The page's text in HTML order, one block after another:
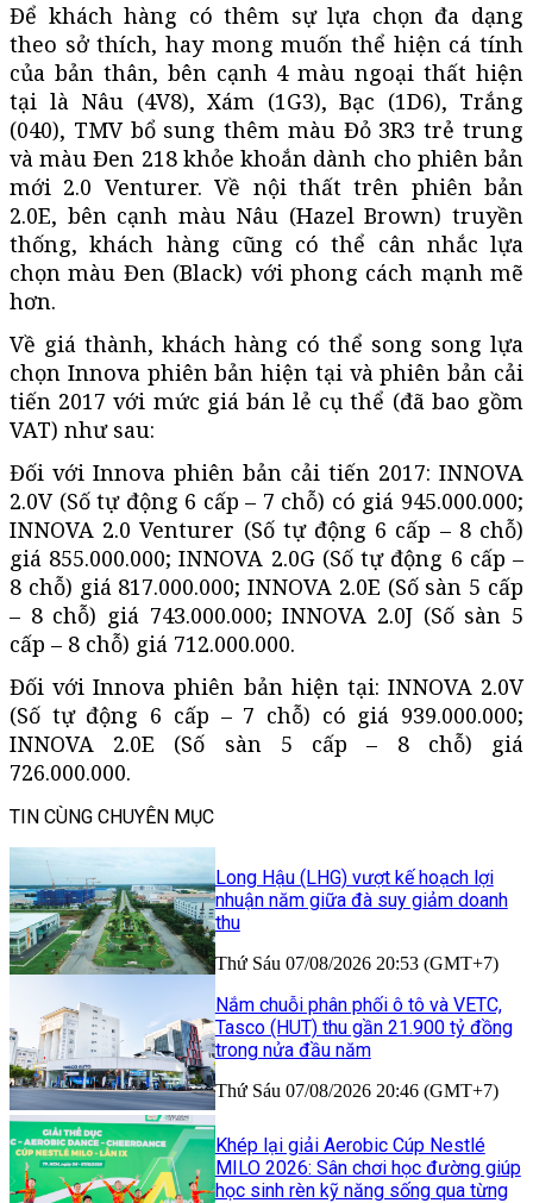
Để khách hàng có thêm sự lựa chọn đa dạng
theo sở thích, hay mong muốn thể hiện cá tính
của bản thân, bên cạnh 4 màu ngoại thất hiện
tại là Nâu (4V8), Xám (1G3), Bạc (1D6), Trắng
(040), TMV bổ sung thêm màu Đỏ 3R3 trẻ trung
và màu Đen 218 khỏe khoắn dành cho phiên bản
mới 2.0 Venturer. Về nội thất trên phiên bản
2.0E, bên cạnh màu Nâu (Hazel Brown) truyền
thống, khách hàng cũng có thể cân nhắc lựa
chọn màu Đen (Black) với phong cách mạnh mẽ
hơn.
Về giá thành, khách hàng có thể song song lựa
chọn Innova phiên bản hiện tại và phiên bản cải
tiến 2017 với mức giá bán lẻ cụ thể (đã bao gồm
VAT) như sau:
Đối với Innova phiên bản cải tiến 2017: INNOVA
2.0V (Số tự động 6 cấp – 7 chỗ) có giá 945.000.000;
INNOVA 2.0 Venturer (Số tự động 6 cấp – 8 chỗ)
giá 855.000.000; INNOVA 2.0G (Số tự động 6 cấp –
8 chỗ) giá 817.000.000; INNOVA 2.0E (Số sàn 5 cấp
– 8 chỗ) giá 743.000.000; INNOVA 2.0J (Số sàn 5
cấp – 8 chỗ) giá 712.000.000.
Đối với Innova phiên bản hiện tại: INNOVA 2.0V
(Số tự động 6 cấp – 7 chỗ) có giá 939.000.000;
INNOVA 2.0E (Số sàn 5 cấp – 8 chỗ) giá
726.000.000.
TIN CÙNG CHUYÊN MỤC
Long Hậu (LHG) vượt kế hoạch lợi
nhuận năm giữa đà suy giảm doanh
thu
Thứ Sáu 07/08/2026 20:53 (GMT+7)
Nắm chuỗi phân phối ô tô và VETC,
Tasco (HUT) thu gần 21.900 tỷ đồng
trong nửa đầu năm
Thứ Sáu 07/08/2026 20:46 (GMT+7)
Khép lại giải Aerobic Cúp Nestlé
MILO 2026: Sân chơi học đường giúp
học sinh rèn kỹ năng sống qua từng